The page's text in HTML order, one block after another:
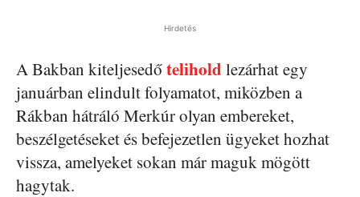
Hirdetés
A Bakban kiteljesedőtelihold lezárhat egy
januárban elindult folyamatot, miközben a
Rákban hátráló Merkúr olyan embereket,
beszélgetéseket és befejezetlen ügyeket hozhat
vissza, amelyeket sokan már maguk mögött
hagytak.